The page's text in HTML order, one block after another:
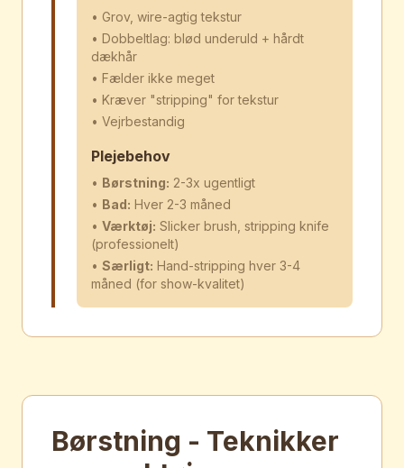
• Grov, wire-agtig tekstur
• Dobbeltlag: blød underuld + hårdt
dækhår
• Fælder ikke meget
• Kræver "stripping" for tekstur
• Vejrbestandig
Plejebehov
• Børstning: 2-3x ugentligt
• Bad: Hver 2-3 måned
• Værktøj: Slicker brush, stripping knife
(professionelt)
• Særligt: Hand-stripping hver 3-4
måned (for show-kvalitet)
Børstning - Teknikker